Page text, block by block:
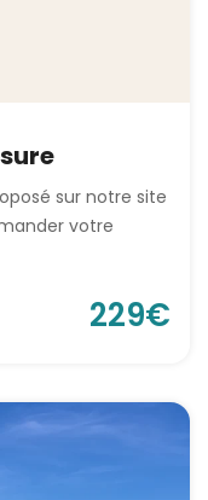
sur notre site
votre
229€